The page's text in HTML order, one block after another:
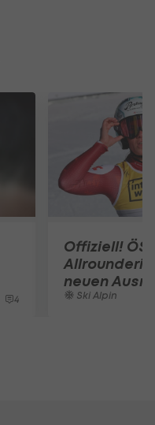
4
Offiziell!
neuen
Ski Alpin